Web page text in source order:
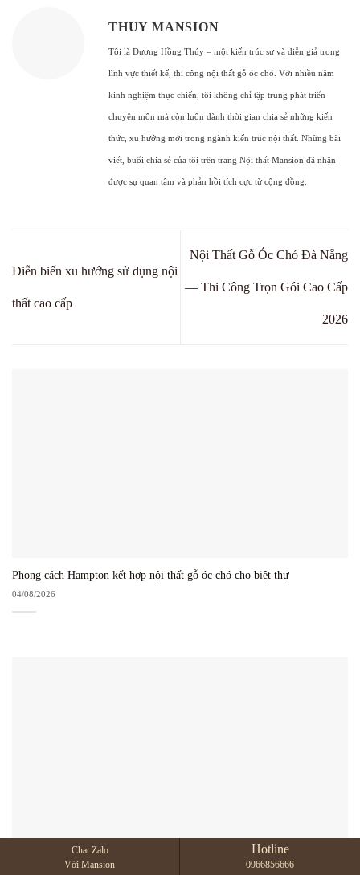
THUY MANSION
Tôi là Dương Hồng Thúy – một kiến trúc sư và diễn giả trong
lĩnh vực thiết kế, thi công nội thất gỗ óc chó. Với nhiều năm
kinh nghiệm thực chiến, tôi không chỉ tập trung phát triển
chuyên môn mà còn luôn dành thời gian chia sẻ những kiến
thức, xu hướng mới trong ngành kiến trúc nội thất. Những bài
viết, buổi chia sẻ của tôi trên trang Nội thất Mansion đã nhận
được sự quan tâm và phản hồi tích cực từ cộng đồng.
Diễn biến xu hướng sử dụng nội
thất cao cấp
Nội Thất Gỗ Óc Chó Đà Nẵng
— Thi Công Trọn Gói Cao Cấp
2026
Phong cách Hampton kết hợp nội thất gỗ óc chó cho biệt thự
04/08/2026
Phối màu nội thất gỗ óc chó với tường trắng – 7 cách đẹp
Chat Zalo
Với Mansion
Hotline
0966856666